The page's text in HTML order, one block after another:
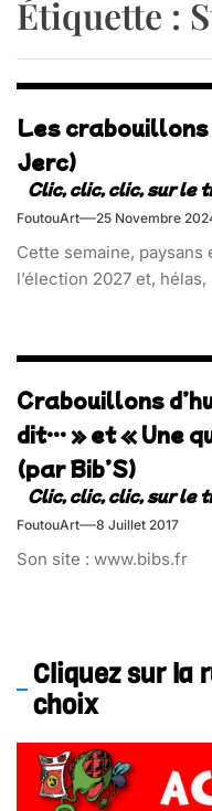
Étiquette :
Les crabouillons
Jerc)
FoutouArt 25 Novembre
Cette semaine,
l’élection 2027 et,
Crabouillons
dit… » et « Une
(par Bib’S)
FoutouArt 8 Juillet 2017
Son site : www.bibs.fr
Cliquez sur la
choix